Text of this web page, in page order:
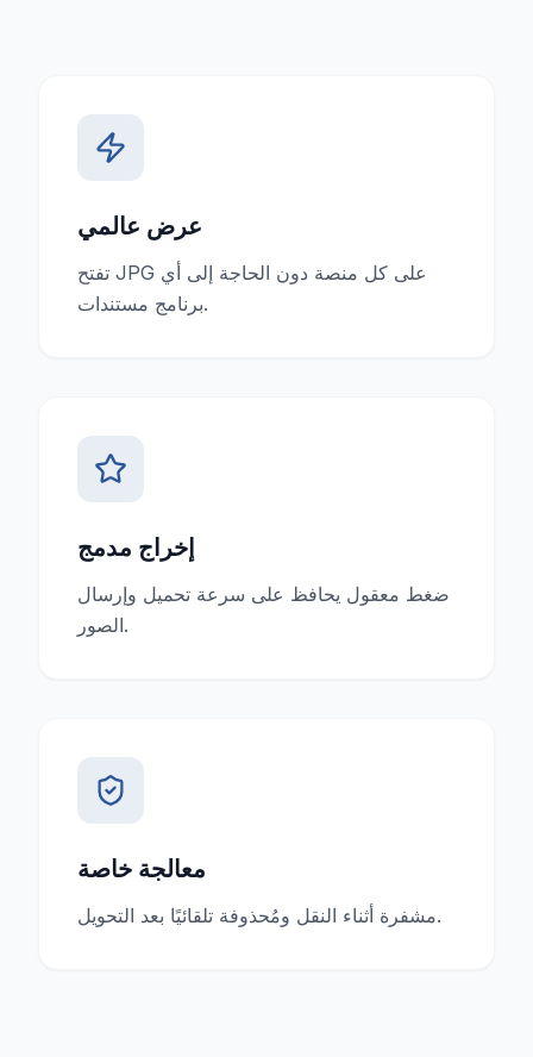
عرض عالمي
تفتح JPG على كل منصة دون الحاجة إلى أي
برنامج مستندات.
إخراج مدمج
ضغط معقول يحافظ على سرعة تحميل وإرسال
الصور.
معالجة خاصة
مشفرة أثناء النقل ومُحذوفة تلقائيًا بعد التحويل.